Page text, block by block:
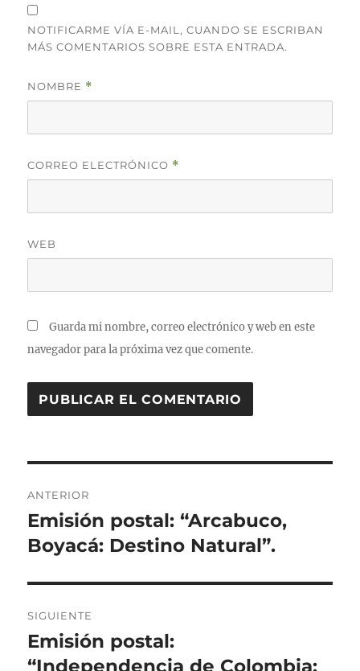
NOTIFICARME VÍA E-MAIL, CUANDO SE ESCRIBAN
MÁS COMENTARIOS SOBRE ESTA ENTRADA.
NOMBRE *
CORREO ELECTRÓNICO *
WEB
Guarda mi nombre, correo electrónico y web en este
navegador para la próxima vez que comente.
de
entradas
ANTERIOR
Entrada
anterior:
Emisión postal: “Arcabuco,
Boyacá: Destino Natural”.
SIGUIENTE
Entrada
siguiente:
Emisión postal:
“Independencia de Colombia: